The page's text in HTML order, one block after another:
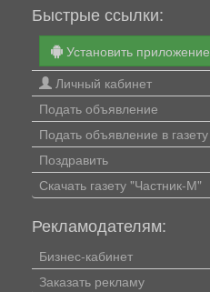
Быстрые ссылки:
Установить приложение
Личный кабинет
Подать объявление
Подать объявление в газету
Поздравить
Скачать газету "Частник-М"
Рекламодателям:
Бизнес-кабинет
Заказать рекламу